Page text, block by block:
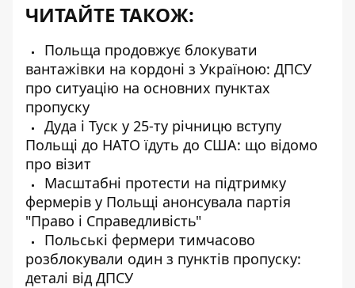
ЧИТАЙТЕ ТАКОЖ:
Польща продовжує блокувати
вантажівки на кордоні з Україною: ДПСУ
про ситуацію на основних пунктах
пропуску
Дуда і Туск у 25-ту річницю вступу
Польщі до НАТО їдуть до США: що відомо
про візит
Масштабні протести на підтримку
фермерів у Польщі анонсувала партія
"Право і Справедливість"
Польські фермери тимчасово
розблокували один з пунктів пропуску:
деталі від ДПСУ